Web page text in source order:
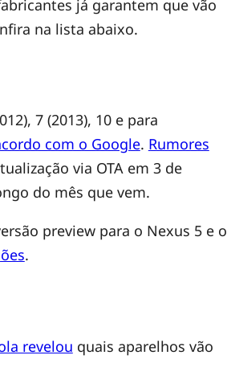
já garantem que vão
na lista abaixo.
7 (2013), 10 e para
com o Google. Rumores
via OTA em 3 de
do mês que vem.
preview para o Nexus 5 e o
.
revelou quais aparelhos vão